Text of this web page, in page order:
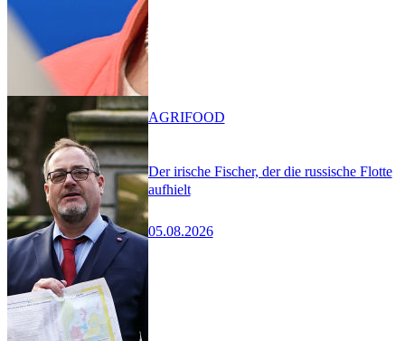
Der irische Fischer, der die russische Flotte
aufhielt
05.08.2026
AGRIFOOD